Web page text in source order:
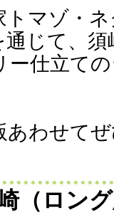
トマゾ・
じて、
ー仕立て
あわせて
（ロン